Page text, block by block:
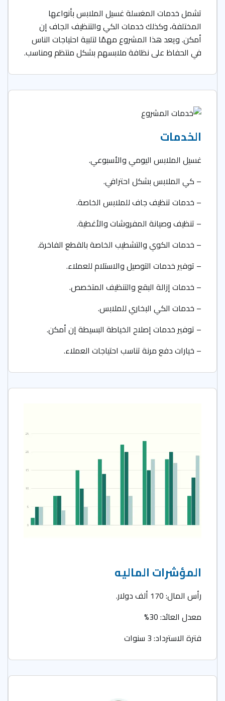
تشمل خدمات المغسلة غسيل الملابس بأنواعها
المختلفة، وكذلك خدمات الكي والتنظيف الجاف إن
أمكن. ويعد هذا المشروع مهمًا لتلبية احتياجات الناس
في الحفاظ على نظافة ملابسهم بشكل منتظم ومناسب.
الخدمات
غسيل الملابس اليومي والأسبوعي.
– كي الملابس بشكل احترافي.
– خدمات تنظيف جاف للملابس الخاصة.
– تنظيف وصيانة المفروشات والأغطية.
– خدمات الكوي والتشطيب الخاصة بالقطع الفاخرة.
– توفير خدمات التوصيل والاستلام للعملاء.
– خدمات إزالة البقع والتنظيف المتخصص.
– خدمات الكي البخاري للملابس.
– توفير خدمات إصلاح الخياطة البسيطة إن أمكن.
– خيارات دفع مرنة تناسب احتياجات العملاء.
المؤشرات الماليه
رأس المال: 170 ألف دولار.
معدل العائد: 30%
فترة الاسترداد: 3 سنوات